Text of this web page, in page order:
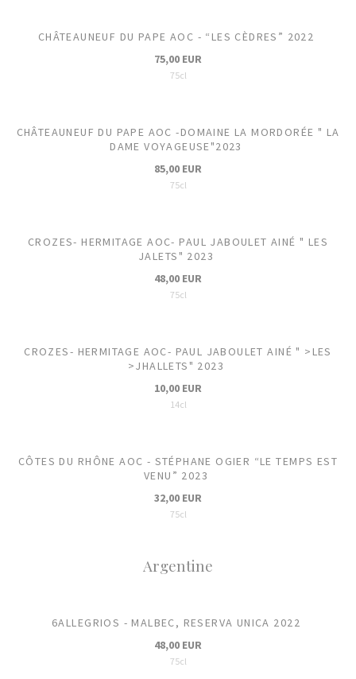
CHÂTEAUNEUF DU PAPE AOC - “LES CÈDRES” 2022
75,00 EUR
75cl
CHÂTEAUNEUF DU PAPE AOC -DOMAINE LA MORDORÉE " LA
DAME VOYAGEUSE"2023
85,00 EUR
75cl
CROZES- HERMITAGE AOC- PAUL JABOULET AINÉ " LES
JALETS" 2023
48,00 EUR
75cl
CROZES- HERMITAGE AOC- PAUL JABOULET AINÉ " >LES
>JHALLETS" 2023
10,00 EUR
14cl
CÔTES DU RHÔNE AOC - STÉPHANE OGIER “LE TEMPS EST
VENU” 2023
32,00 EUR
75cl
Argentine
6ALLEGRIOS - MALBEC, RESERVA UNICA 2022
48,00 EUR
75cl